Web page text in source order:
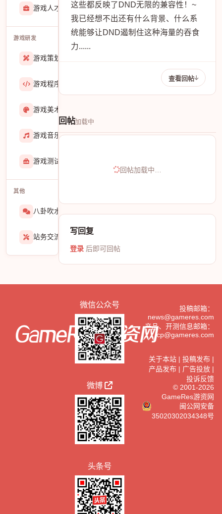
游戏人才招聘51770
游戏研发
游戏策划
游戏程序
游戏美术
游戏音乐724
游戏测试与GM
其他
八卦吹水
站务交流
这些都反映了DND无限的兼容性！~
我已经想不出还有什么背景、什么系
统能够让DND遏制住这种海量的吞食
力......
查看回帖
回帖加载中
回帖加载中…
写回复
登录 后即可回帖
微信公众号
微博
头条号
投稿邮箱：
news@gameres.com
产品、开测信息邮箱：
cp@gameres.com
关于本站| 投稿发布|
产品发布| 广告投放|
投诉反馈
© 2001-2026
GameRes游资网
闽公网安备
35020302034348号